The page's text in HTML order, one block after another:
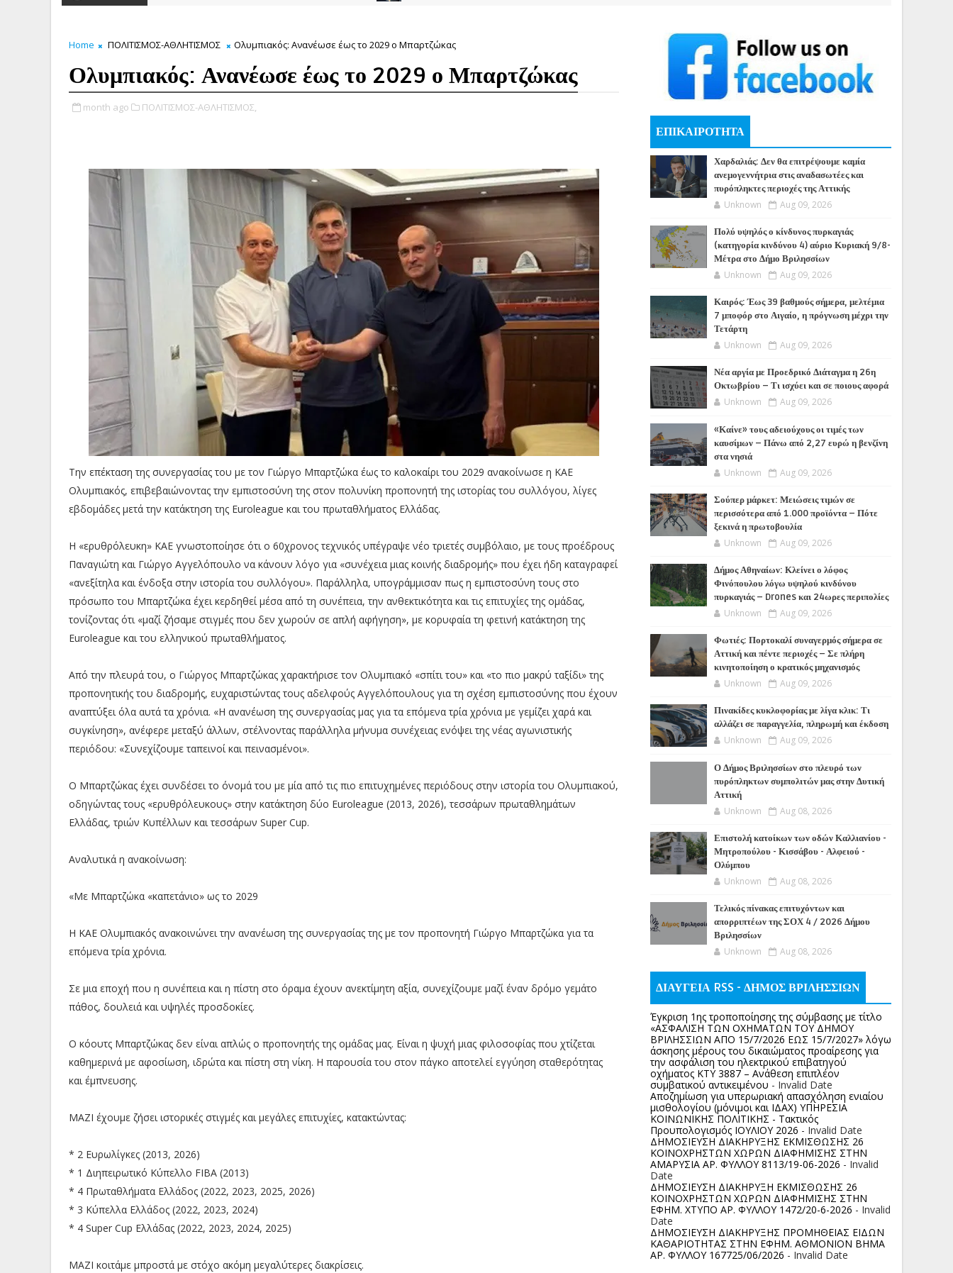
Home ΠΟΛΙΤΙΣΜΟΣ-ΑΘΛΗΤΙΣΜΟΣ Ολυμπιακός: Ανανέωσε έως το 2029 ο Μπαρτζώκας
Ολυμπιακός: Ανανέωσε έως το 2029 ο Μπαρτζώκας
month ago ΠΟΛΙΤΙΣΜΟΣ-ΑΘΛΗΤΙΣΜΟΣ,
Την επέκταση της συνεργασίας του με τον Γιώργο Μπαρτζώκα έως το καλοκαίρι του 2029 ανακοίνωσε η ΚΑΕ
Ολυμπιακός, επιβεβαιώνοντας την εμπιστοσύνη της στον πολυνίκη προπονητή της ιστορίας του συλλόγου, λίγες
εβδομάδες μετά την κατάκτηση της Euroleague και του πρωταθλήματος Ελλάδας.
Η «ερυθρόλευκη» ΚΑΕ γνωστοποίησε ότι ο 60χρονος τεχνικός υπέγραψε νέο τριετές συμβόλαιο, με τους προέδρους
Παναγιώτη και Γιώργο Αγγελόπουλο να κάνουν λόγο για «συνέχεια μιας κοινής διαδρομής» που έχει ήδη καταγραφεί
«ανεξίτηλα και ένδοξα στην ιστορία του συλλόγου». Παράλληλα, υπογράμμισαν πως η εμπιστοσύνη τους στο
πρόσωπο του Μπαρτζώκα έχει κερδηθεί μέσα από τη συνέπεια, την ανθεκτικότητα και τις επιτυχίες της ομάδας,
τονίζοντας ότι «μαζί ζήσαμε στιγμές που δεν χωρούν σε απλή αφήγηση», με κορυφαία τη φετινή κατάκτηση της
Euroleague και του ελληνικού πρωταθλήματος.
Από την πλευρά του, ο Γιώργος Μπαρτζώκας χαρακτήρισε τον Ολυμπιακό «σπίτι του» και «το πιο μακρύ ταξίδι» της
προπονητικής του διαδρομής, ευχαριστώντας τους αδελφούς Αγγελόπουλους για τη σχέση εμπιστοσύνης που έχουν
αναπτύξει όλα αυτά τα χρόνια. «Η ανανέωση της συνεργασίας μας για τα επόμενα τρία χρόνια με γεμίζει χαρά και
συγκίνηση», ανέφερε μεταξύ άλλων, στέλνοντας παράλληλα μήνυμα συνέχειας ενόψει της νέας αγωνιστικής
περιόδου: «Συνεχίζουμε ταπεινοί και πεινασμένοι».
Ο Μπαρτζώκας έχει συνδέσει το όνομά του με μία από τις πιο επιτυχημένες περιόδους στην ιστορία του Ολυμπιακού,
οδηγώντας τους «ερυθρόλευκους» στην κατάκτηση δύο Euroleague (2013, 2026), τεσσάρων πρωταθλημάτων
Ελλάδας, τριών Κυπέλλων και τεσσάρων Super Cup.
Αναλυτικά η ανακοίνωση:
«Με Μπαρτζώκα «καπετάνιο» ως το 2029
Η ΚΑΕ Ολυμπιακός ανακοινώνει την ανανέωση της συνεργασίας της με τον προπονητή Γιώργο Μπαρτζώκα για τα
επόμενα τρία χρόνια.
Σε μια εποχή που η συνέπεια και η πίστη στο όραμα έχουν ανεκτίμητη αξία, συνεχίζουμε μαζί έναν δρόμο γεμάτο
πάθος, δουλειά και υψηλές προσδοκίες.
Ο κόουτς Μπαρτζώκας δεν είναι απλώς ο προπονητής της ομάδας μας. Είναι η ψυχή μιας φιλοσοφίας που χτίζεται
καθημερινά με αφοσίωση, ιδρώτα και πίστη στη νίκη. Η παρουσία του στον πάγκο αποτελεί εγγύηση σταθερότητας
και έμπνευσης.
ΜΑΖΙ έχουμε ζήσει ιστορικές στιγμές και μεγάλες επιτυχίες, κατακτώντας:
* 2 Ευρωλίγκες (2013, 2026)
* 1 Διηπειρωτικό Κύπελλο FIBA (2013)
* 4 Πρωταθλήματα Ελλάδος (2022, 2023, 2025, 2026)
* 3 Κύπελλα Ελλάδος (2022, 2023, 2024)
* 4 Super Cup Ελλάδας (2022, 2023, 2024, 2025)
ΜΑΖΙ κοιτάμε μπροστά με στόχο ακόμη μεγαλύτερες διακρίσεις.
ΕΠΙΚΑΙΡΟΤΗΤΑ
Χαρδαλιάς: Δεν θα επιτρέψουμε καμία
ανεμογεννήτρια στις αναδασωτέες και
πυρόπληκτες περιοχές της Αττικής
Unknown Aug 09, 2026
Πολύ υψηλός ο κίνδυνος πυρκαγιάς
(κατηγορία κινδύνου 4) αύριο Κυριακή 9/8-
Μέτρα στο Δήμο Βριλησσίων
Unknown Aug 09, 2026
Καιρός: Έως 39 βαθμούς σήμερα, μελτέμια
7 μποφόρ στο Αιγαίο, η πρόγνωση μέχρι την
Τετάρτη
Unknown Aug 09, 2026
Νέα αργία με Προεδρικό Διάταγμα η 26η
Οκτωβρίου – Τι ισχύει και σε ποιους αφορά
Unknown Aug 09, 2026
«Καίνε» τους αδειούχους οι τιμές των
καυσίμων – Πάνω από 2,27 ευρώ η βενζίνη
στα νησιά
Unknown Aug 09, 2026
Σούπερ μάρκετ: Μειώσεις τιμών σε
περισσότερα από 1.000 προϊόντα – Πότε
ξεκινά η πρωτοβουλία
Unknown Aug 09, 2026
Δήμος Αθηναίων: Κλείνει ο λόφος
Φινόπουλου λόγω υψηλού κινδύνου
πυρκαγιάς – Drones και 24ωρες περιπολίες
Unknown Aug 09, 2026
Φωτιές: Πορτοκαλί συναγερμός σήμερα σε
Αττική και πέντε περιοχές – Σε πλήρη
κινητοποίηση ο κρατικός μηχανισμός
Unknown Aug 09, 2026
Πινακίδες κυκλοφορίας με λίγα κλικ: Τι
αλλάζει σε παραγγελία, πληρωμή και έκδοση
Unknown Aug 09, 2026
Ο Δήμος Βριλησσίων στο πλευρό των
πυρόπληκτων συμπολιτών μας στην Δυτική
Αττική
Unknown Aug 08, 2026
Επιστολή κατοίκων των οδών Καλλιανίου -
Μητροπούλου - Κισσάβου - Αλφειού -
Ολύμπου
Unknown Aug 08, 2026
Τελικός πίνακας επιτυχόντων και
απορριπτέων της ΣΟΧ 4 / 2026 Δήμου
Βριλησσίων
Unknown Aug 08, 2026
ΔΙΑΥΓΕΙΑ RSS - ΔΗΜΟΣ ΒΡΙΛΗΣΣΙΩΝ
Έγκριση 1ης τροποποίησης της σύμβασης με τίτλο
«ΑΣΦΑΛΙΣΗ ΤΩΝ ΟΧΗΜΑΤΩΝ ΤΟΥ ΔΗΜΟΥ
ΒΡΙΛΗΣΣΙΩΝ ΑΠΟ 15/7/2026 ΕΩΣ 15/7/2027» λόγω
άσκησης μέρους του δικαιώματος προαίρεσης για
την ασφάλιση του ηλεκτρικού επιβατηγού
οχήματος ΚΤΥ 3887 – Ανάθεση επιπλέον
συμβατικού αντικειμένου - Invalid Date
Αποζημίωση για υπερωριακή απασχόληση ενιαίου
μισθολογίου (μόνιμοι και ΙΔΑΧ) ΥΠΗΡΕΣΙΑ
ΚΟΙΝΩΝΙΚΗΣ ΠΟΛΙΤΙΚΗΣ - Τακτικός
Προυπολογισμός ΙΟΥΛΙΟΥ 2026 - Invalid Date
ΔΗΜΟΣΙΕΥΣΗ ΔΙΑΚΗΡΥΞΗΣ ΕΚΜΙΣΘΩΣΗΣ 26
ΚΟΙΝΟΧΡΗΣΤΩΝ ΧΩΡΩΝ ΔΙΑΦΗΜΙΣΗΣ ΣΤΗΝ
ΑΜΑΡΥΣΙΑ ΑΡ. ΦΥΛΛΟΥ 8113/19-06-2026 - Invalid
Date
ΔΗΜΟΣΙΕΥΣΗ ΔΙΑΚΗΡΥΞΗ ΕΚΜΙΣΘΩΣΗΣ 26
ΚΟΙΝΟΧΡΗΣΤΩΝ ΧΩΡΩΝ ΔΙΑΦΗΜΙΣΗΣ ΣΤΗΝ
ΕΦΗΜ. ΧΤΥΠΟ ΑΡ. ΦΥΛΛΟΥ 1472/20-6-2026 - Invalid
Date
ΔΗΜΟΣΙΕΥΣΗ ΔΙΑΚΗΡΥΞΗΣ ΠΡΟΜΗΘΕΙΑΣ ΕΙΔΩΝ
ΚΑΘΑΡΙΟΤΗΤΑΣ ΣΤΗΝ ΕΦΗΜ. ΑΘΜΟΝΙΟΝ ΒΗΜΑ
ΑΡ. ΦΥΛΛΟΥ 167725/06/2026 - Invalid Date